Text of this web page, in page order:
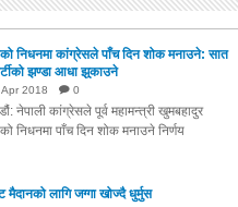
निधनमा कांग्रेसले पाँच दिन शोक मनाउने: सात
झण्डा आधा झुकाउने
Apr 2018 0
नेपाली कांग्रेसले पूर्व महामन्त्री खुमबहादुर
निधनमा पाँच दिन शोक मनाउने निर्णय
मैदानको लागि जग्गा खोज्दै धुर्मुस